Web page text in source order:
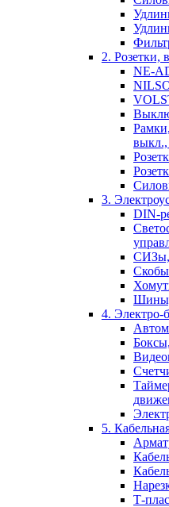
2. Розетки,
NE-
выкл.,
3.
DIN-
СИЗы,
Скобы
Шины,
4. Электро-
5.
Т-